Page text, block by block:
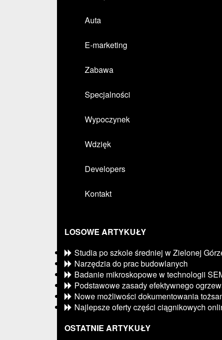
Auta
E-marketing
Zabawa
Specjalności
Wypoczynek
Wdzięk
Developers
Kontakt
LOSOWE ARTYKUŁY
Studia po szkole średniej w Zielonej
Narzędzia do prac budowlanych
Badanie mikroskopowe w technologii
Podstawowe zasady efektywnego
Nowe możliwości dokumentowania
Najlepsze oferty części ciągnikowych
OSTATNIE ARTYKUŁY